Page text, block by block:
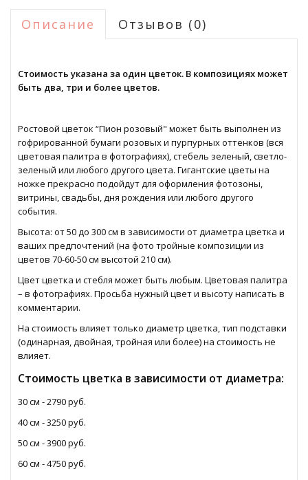
Описание Отзывов (0)
Стоимость указана за один цветок. В композициях может
быть два, три и более цветов.
Ростовой цветок “Пион розовый" может быть выполнен из
гофрированной бумаги розовых и пурпурных оттенков (вся
цветовая палитра в фотографиях), стебель зеленый, светло-
зеленый или любого другого цвета. Гигантские цветы на
ножке прекрасно подойдут для оформления фотозоны,
витрины, свадьбы, дня рождения или любого другого
события.
Высота: от 50 до 300 см в зависимости от диаметра цветка и
ваших предпочтений (на фото тройные композиции из
цветов 70-60-50 см высотой 210 см).
Цвет цветка и стебля может быть любым. Цветовая палитра
– в фотографиях. Просьба нужный цвет и высоту написать в
комментарии.
На стоимость влияет только диаметр цветка, тип подставки
(одинарная, двойная, тройная или более) на стоимость не
влияет.
Стоимость цветка в зависимости от диаметра:
30 см - 2790 руб.
40 см - 3250 руб.
50 см - 3900 руб.
60 см - 4750 руб.